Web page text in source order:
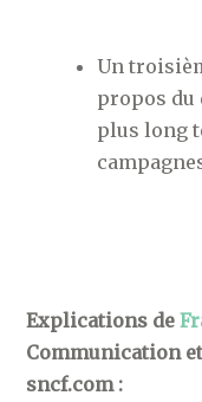
Un
propos du
plus long
Explications de
Communication
sncf.com :